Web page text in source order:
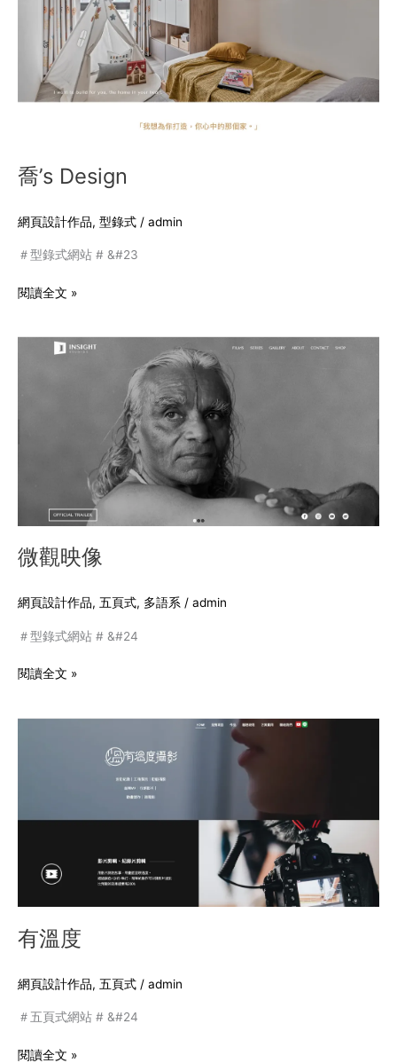
喬’s Design
網頁設計作品, 型錄式 / admin
＃型錄式網站 # &#23
閱讀全文 »
微觀映像
網頁設計作品, 五頁式, 多語系 / admin
＃型錄式網站 # &#24
閱讀全文 »
有溫度
網頁設計作品, 五頁式 / admin
＃五頁式網站 # &#24
閱讀全文 »